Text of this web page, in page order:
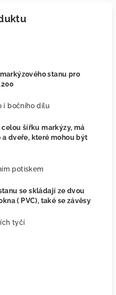
stanu pro
i bočního dílu
šířku markýzy, má
dveře, které mohou být
potiskem
se skládají ze dvou
( PVC), také se závěsy
tyčí